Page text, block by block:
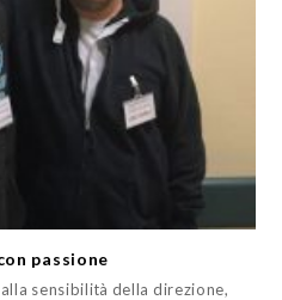
passione
sensibilità della direzione,